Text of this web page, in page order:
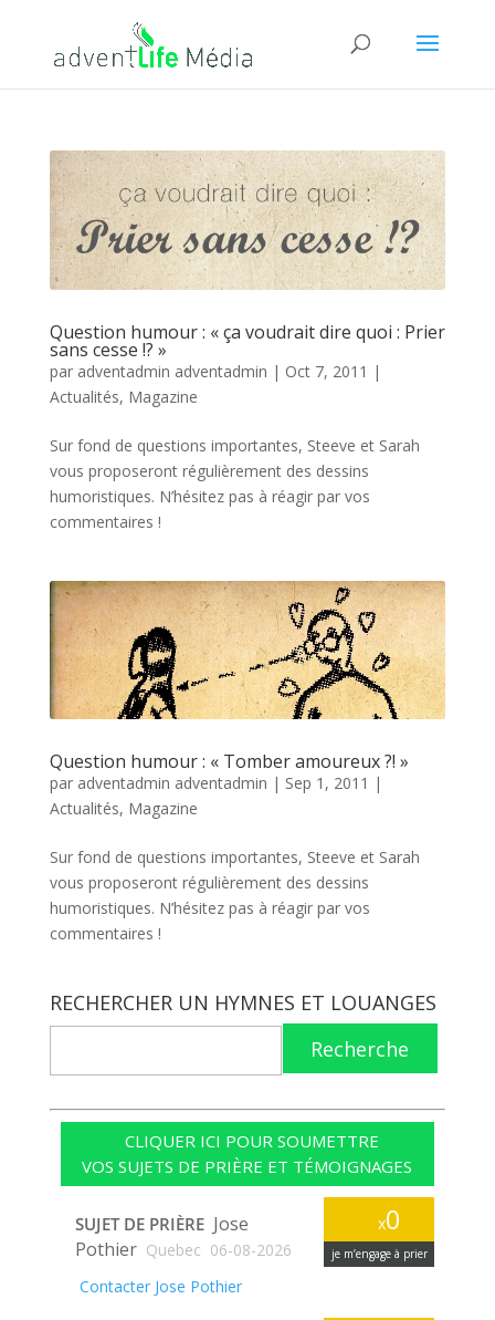
Question humour : « ça voudrait dire quoi : Prier
sans cesse !? »
par adventadmin adventadmin | Oct 7, 2011 |
Actualités, Magazine
Sur fond de questions importantes, Steeve et Sarah
vous proposeront régulièrement des dessins
humoristiques. N’hésitez pas à réagir par vos
commentaires !
Question humour : « Tomber amoureux ?! »
par adventadmin adventadmin | Sep 1, 2011 |
Actualités, Magazine
Sur fond de questions importantes, Steeve et Sarah
vous proposeront régulièrement des dessins
humoristiques. N’hésitez pas à réagir par vos
commentaires !
RECHERCHER UN HYMNES ET LOUANGES
Recherche
CLIQUER ICI POUR SOUMETTRE
VOS SUJETS DE PRIÈRE ET TÉMOIGNAGES
x0
je m’engage à prier
SUJET DE PRIÈRE Jose
Pothier Quebec 06-08-2026
Contacter Jose Pothier